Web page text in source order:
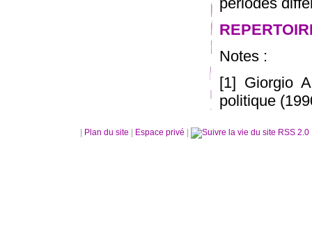
Notes :
[1] Giorgio
politique
Plan du site Espace privé RSS 2.0